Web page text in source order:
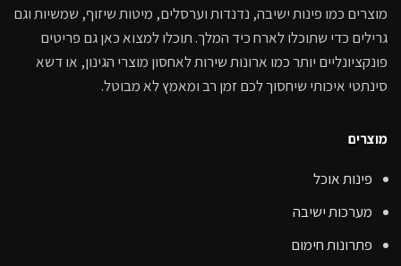
מוצרים כמו פינות ישיבה, נדנדות וערסלים, מיטות שיזוף, שמשיות וגם
גרילים כדי שתוכלו לארח כיד המלך. תוכלו למצוא כאן גם פריטים
פונקציונליים יותר כמו ארונות שירות לאחסון מוצרי הגינון, או דשא
סינתטי איכותי שיחסוך לכם זמן רב ומאמץ לא מבוטל.
מוצרים
פינות אוכל
מערכות ישיבה
פתרונות חימום